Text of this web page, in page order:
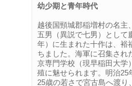
幼少期と青年時代
越後国頸城郡稲増村の名主
五男（異説で七男）として
年）に生まれた十作は、裕
ちました。海軍に召集され
京専門学校（現早稲田大学
殖に魅せられます。明治25
25歳の若さで宮古島へ渡り